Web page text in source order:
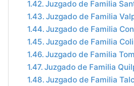
Juzgado de Familia
Juzgado de Familia
Juzgado de Familia
Juzgado de Familia
Juzgado de Familia
Juzgado de Familia
Juzgado de Familia